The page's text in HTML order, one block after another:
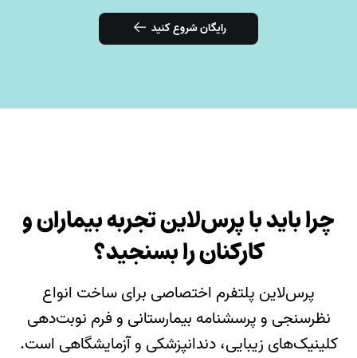
رایگان شروع کنید
چرا باید با پرس‌لاین تجربه بیماران و
کارکنان را بسنجید؟
پرس‌لاین پلتفرم اختصاصی برای ساخت انواع
نظرسنجی و پرسشنامه بیمارستانی و فرم نوبت‌دهی
کلینیک‌های زیبایی، دندانپزشکی و آزمایشگاهی است.